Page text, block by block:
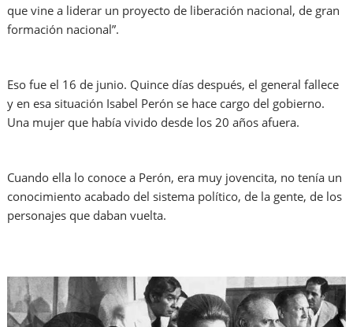
que vine a liderar un proyecto de liberación nacional, de gran
formación nacional”.
Eso fue el 16 de junio. Quince días después, el general fallece
y en esa situación Isabel Perón se hace cargo del gobierno.
Una mujer que había vivido desde los 20 años afuera.
Cuando ella lo conoce a Perón, era muy jovencita, no tenía un
conocimiento acabado del sistema político, de la gente, de los
personajes que daban vuelta.